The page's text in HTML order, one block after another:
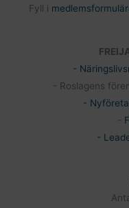
Fyll i
-
- Roslagens
-
-